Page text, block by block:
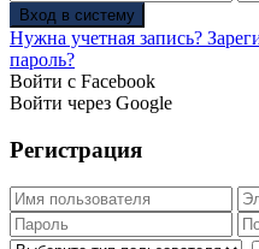
Вход в систему
Нужна учетная запись?
пароль?
Войти с Facebook
Войти через Google
Регистрация